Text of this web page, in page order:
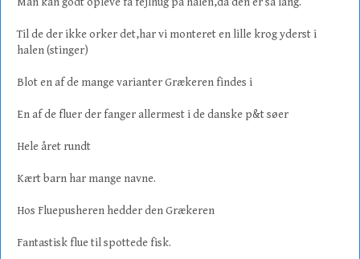
Til de der ikke orker det,har vi monteret en lille krog yderst i
halen (stinger)
Blot en af de mange varianter Grækeren findes i
En af de fluer der fanger allermest i de danske p&t søer
Hele året rundt
Kært barn har mange navne.
Hos Fluepusheren hedder den Grækeren
Fantastisk flue til spottede fisk.